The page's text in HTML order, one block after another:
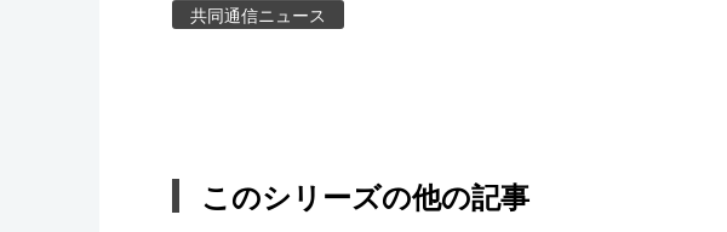
共同通信ニュース
このシリーズの他の記事